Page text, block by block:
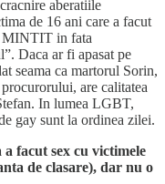
aberatiile
de 16 ani care a facut
MINTIT in fata
Daca ar fi apasat pe
seama ca martorul Sorin,
are calitatea
In lumea LGBT,
gay sunt la ordinea zilei.
facut sex cu victimele
de clasare), dar nu o